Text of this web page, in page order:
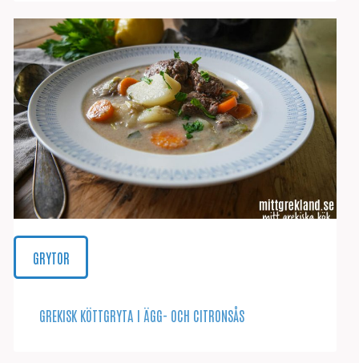
GRYTOR
GREKISK KÖTTGRYTA I ÄGG- OCH CITRONSÅS